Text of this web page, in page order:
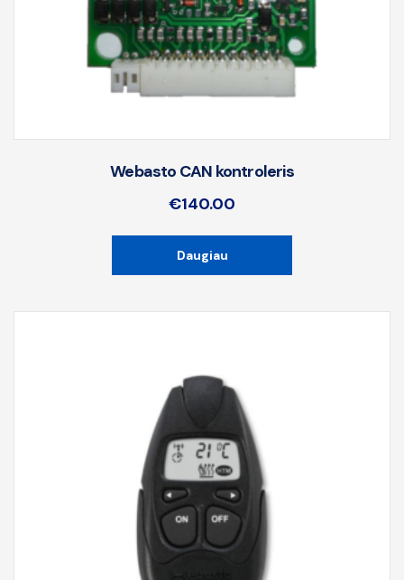
Webasto CAN kontroleris
€140.00
Daugiau